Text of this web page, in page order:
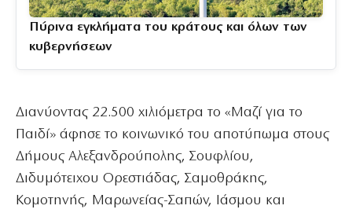
Πύρινα εγκλήματα του κράτους και όλων των
κυβερνήσεων
Διανύοντας 22.500 χιλιόμετρα το «Μαζί για το
Παιδί» άφησε το κοινωνικό του αποτύπωμα στους
Δήμους Αλεξανδρούπολης, Σουφλίου,
Διδυμότειχου Ορεστιάδας, Σαμοθράκης,
Κομοτηνής, Μαρωνείας-Σαπών, Ιάσμου και